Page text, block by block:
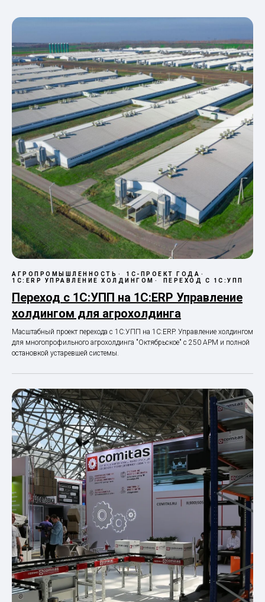
АГРОПРОМЫШЛЕННОСТЬ
1С-ПРОЕКТ ГОДА
1С:ERP УПРАВЛЕНИЕ ХОЛДИНГОМ
ПЕРЕХОД С 1С:УПП
Переход с 1С:УПП на 1С:ERP Управление
холдингом для агрохолдинга
Масштабный проект перехода с 1С:УПП на 1С:ERP. Управление холдингом
для многопрофильного агрохолдинга "Октябрьское" с 250 АРМ и полной
остановкой устаревшей системы.